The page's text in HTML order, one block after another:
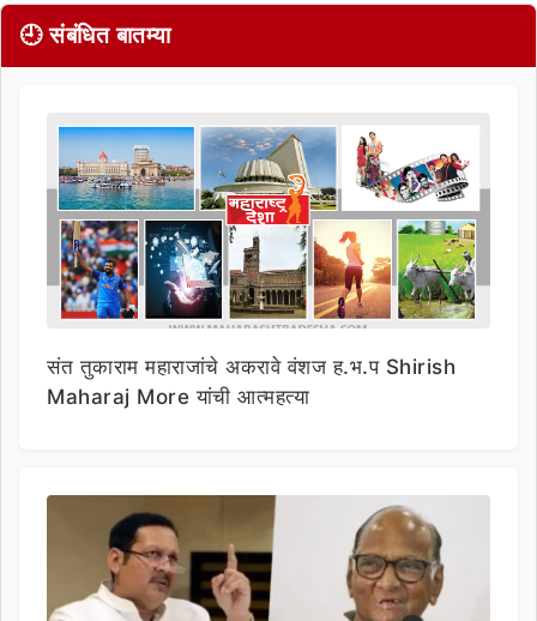
🕘 संबंधित बातम्या
संत तुकाराम महाराजांचे अकरावे वंशज ह.भ.प Shirish
Maharaj More यांची आत्महत्या